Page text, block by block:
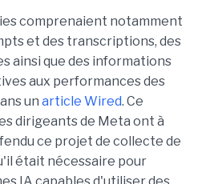
comprenaient notamment
et des transcriptions, des
ainsi que des informations
aux performances des
un article Wired. Ce
dirigeants de Meta ont à
ce projet de collecte de
était nécessaire pour